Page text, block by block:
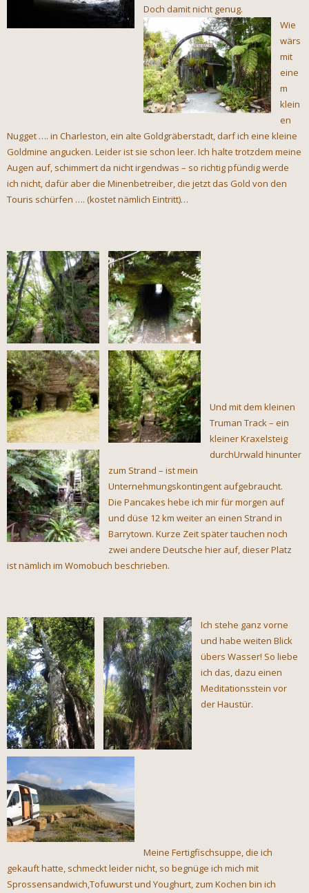
Doch damit nicht genug.
Wie
wärs
mit
eine
m
klein
en
Nugget …. in Charleston, ein alte Goldgräberstadt, darf ich eine kleine
Goldmine angucken. Leider ist sie schon leer. Ich halte trotzdem meine
Augen auf, schimmert da nicht irgendwas – so richtig pfündig werde
ich nicht, dafür aber die Minenbetreiber, die jetzt das Gold von den
Touris schürfen …. (kostet nämlich Eintritt)…
Und mit dem kleinen
Truman Track – ein
kleiner Kraxelsteig
durchUrwald hinunter
zum Strand – ist mein
Unternehmungskontingent aufgebraucht.
Die Pancakes hebe ich mir für morgen auf
und düse 12 km weiter an einen Strand in
Barrytown. Kurze Zeit später tauchen noch
zwei andere Deutsche hier auf, dieser Platz
ist nämlich im Womobuch beschrieben.
Ich stehe ganz vorne
und habe weiten Blick
übers Wasser! So liebe
ich das, dazu einen
Meditationsstein vor
der Haustür.
Meine Fertigfischsuppe, die ich
gekauft hatte, schmeckt leider nicht, so begnüge ich mich mit
Sprossensandwich,Tofuwurst und Youghurt, zum Kochen bin ich